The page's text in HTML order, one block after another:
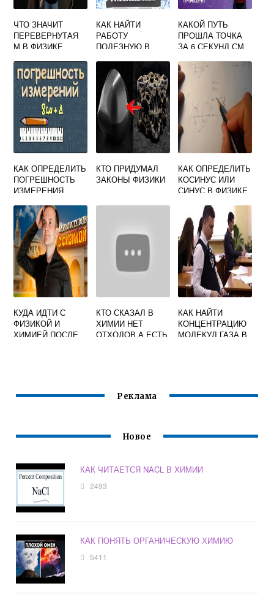
ЧТО ЗНАЧИТ
ПЕРЕВЕРНУТАЯ
М В ФИЗИКЕ
КАК НАЙТИ
РАБОТУ
ПОЛЕЗНУЮ В
КАКОЙ ПУТЬ
ПРОШЛА ТОЧКА
ЗА 6 СЕКУНД СМ
10 КЛАСС
МЯКИШЕВ
КАК ОПРЕДЕЛИТЬ
ПОГРЕШНОСТЬ
ИЗМЕРЕНИЯ
ФИЗИКА 7 КЛАСС
КТО ПРИДУМАЛ
ЗАКОНЫ ФИЗИКИ
КАК ОПРЕДЕЛИТЬ
КОСИНУС ИЛИ
СИНУС В ФИЗИКЕ
КУДА ИДТИ С
ФИЗИКОЙ И
ХИМИЕЙ ПОСЛЕ
КТО СКАЗАЛ В
ХИМИИ НЕТ
ОТХОДОВ А ЕСТЬ
КАК НАЙТИ
КОНЦЕНТРАЦИЮ
МОЛЕКУЛ ГАЗА В
Реклама
Новое
КАК ЧИТАЕТСЯ NACL В ХИМИИ
2493
КАК ПОНЯТЬ ОРГАНИЧЕСКУЮ ХИМИЮ
5411